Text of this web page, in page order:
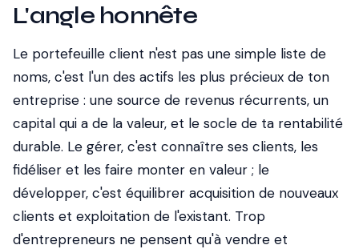
L'angle honnête
Le portefeuille client n'est pas une simple liste de
noms, c'est l'un des actifs les plus précieux de ton
entreprise : une source de revenus récurrents, un
capital qui a de la valeur, et le socle de ta rentabilité
durable. Le gérer, c'est connaître ses clients, les
fidéliser et les faire monter en valeur ; le
développer, c'est équilibrer acquisition de nouveaux
clients et exploitation de l'existant. Trop
d'entrepreneurs ne pensent qu'à vendre et